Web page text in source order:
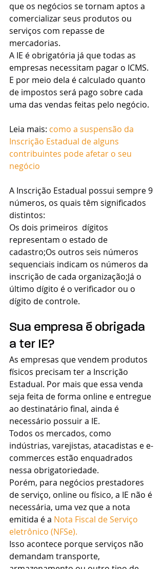
que os negócios se tornam aptos a
comercializar seus produtos ou
serviços com repasse de
mercadorias.
A IE é obrigatória já que todas as
empresas necessitam pagar o ICMS.
E por meio dela é calculado quanto
de impostos será pago sobre cada
uma das vendas feitas pelo negócio.
Leia mais: como a suspensão da
Inscrição Estadual de alguns
contribuintes pode afetar o seu
negócio
A Inscrição Estadual possui sempre 9
números, os quais têm significados
distintos:
Os dois primeiros  dígitos
representam o estado de
cadastro;Os outros seis números
sequenciais indicam os números da
inscrição de cada organização;Já o
último dígito é o verificador ou o
dígito de controle.
Sua empresa é obrigada
a ter IE?
As empresas que vendem produtos
físicos precisam ter a Inscrição
Estadual. Por mais que essa venda
seja feita de forma online e entregue
ao destinatário final, ainda é
necessário possuir a IE.
Todos os mercados, como
indústrias, varejistas, atacadistas e e-
commerces estão enquadrados
nessa obrigatoriedade.
Porém, para negócios prestadores
de serviço, online ou físico, a IE não é
necessária, uma vez que a nota
emitida é a Nota Fiscal de Serviço
eletrônico (NFSe).
Isso acontece porque serviços não
demandam transporte,